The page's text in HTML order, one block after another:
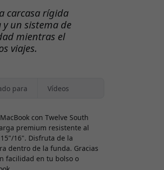
carcasa rígida
un sistema de
mientras el
viajes.
para Vídeos
con Twelve South
premium resistente al
16". Disfruta de la
dentro de la funda. Gracias
facilidad en tu bolso o